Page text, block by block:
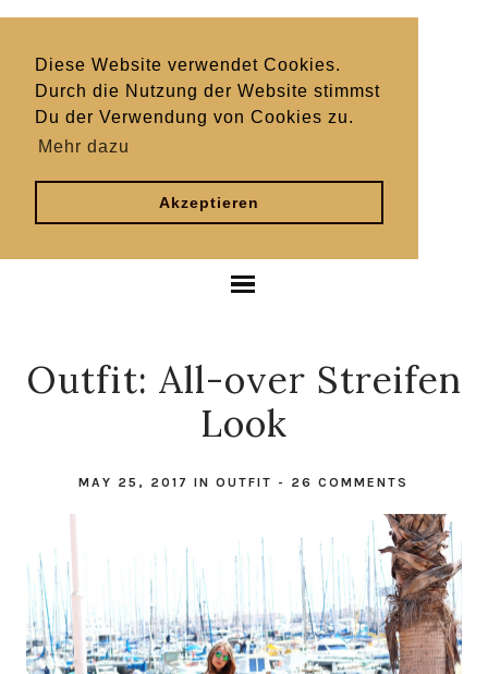
Diese Website verwendet Cookies.
Durch die Nutzung der Website stimmst
Du der Verwendung von Cookies zu.
Mehr dazu
Akzeptieren
Outfit: All-over Streifen
Look
MAY 25, 2017INOUTFIT - 26 COMMENTS